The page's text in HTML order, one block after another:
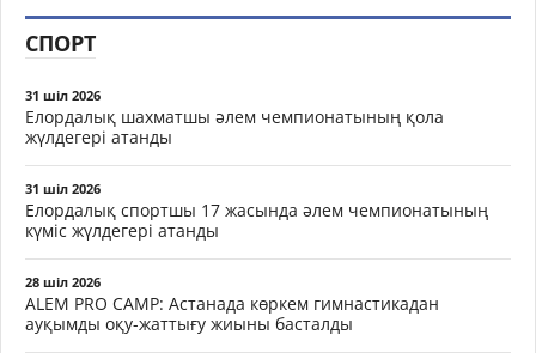
СПОРТ
31 шіл 2026
Елордалық шахматшы әлем чемпионатының қола
жүлдегері атанды
31 шіл 2026
Елордалық спортшы 17 жасында әлем чемпионатының
күміс жүлдегері атанды
28 шіл 2026
ALEM PRO CAMP: Астанада көркем гимнастикадан
ауқымды оқу-жаттығу жиыны басталды